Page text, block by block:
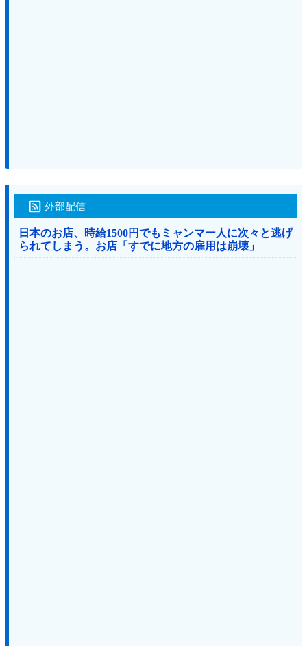
外部配信
日本のお店、時給1500円でもミャンマー人に次々と逃げ
られてしまう。お店「すでに地方の雇用は崩壊」